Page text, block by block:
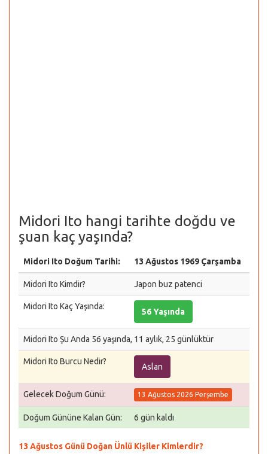
Midori Ito hangi tarihte doğdu ve
şuan kaç yaşında?
Midori Ito Doğum Tarihi: 13 Ağustos 1969 Çarşamba
Midori Ito Kimdir? Japon buz patenci
Midori Ito Kaç Yaşında:
56 Yaşında
Midori Ito Şu Anda 56 yaşında, 11 aylık, 25 günlüktür
Midori Ito Burcu Nedir?
Aslan
Gelecek Doğum Günü: 13 Ağustos 2026 Perşembe
Doğum Gününe Kalan Gün: 6 gün kaldı
13 Ağustos Günü Doğan Ünlü Kişiler Kimlerdir?